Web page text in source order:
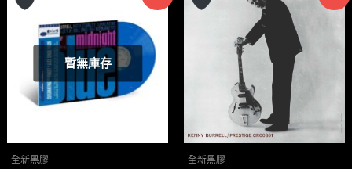
暫無庫存
全新黑膠 全新黑膠